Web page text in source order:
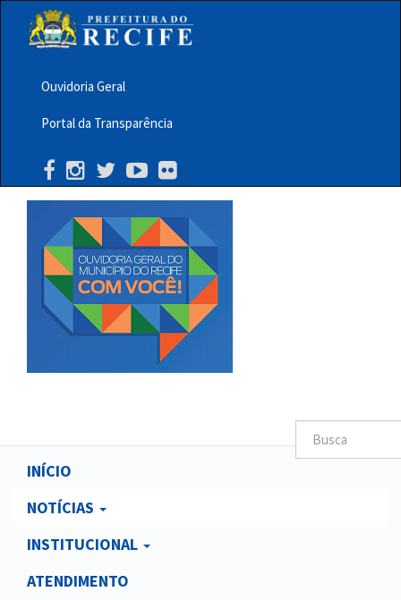
principalMenu
Barra
Topo
PCR
Ouvidoria Geral
Portal da Transparência
Main
navigation
INÍCIO
NOTÍCIAS
INSTITUCIONAL
ATENDIMENTO